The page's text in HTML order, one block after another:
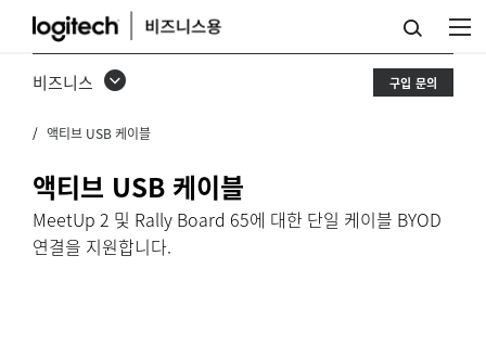
액
티
USB
케
이
비즈니스 구입 문의
액티브 USB 케이블
액티브 USB 케이블
MeetUp 2 및 Rally Board 65에 대한 단일 케이블 BYOD
연결을 지원합니다.